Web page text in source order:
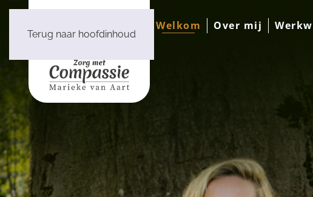
Terug naar hoofdinhoud
Welkom Over mij